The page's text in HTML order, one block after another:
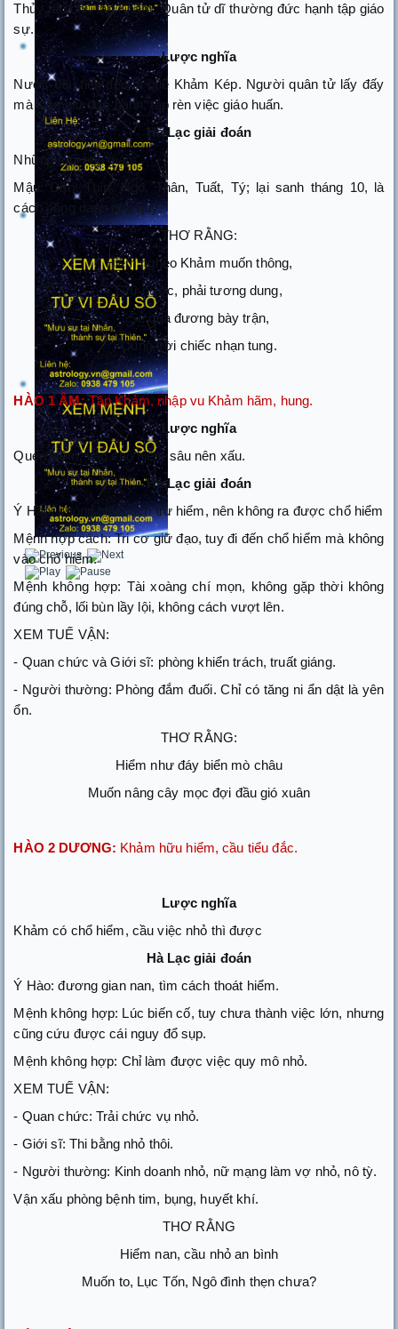
Thủy tấu chí, tập Khảm. Quân tử dĩ thường đức hạnh tập giáo
sự.
Lược nghĩa
Nước đều tiến đến là quẻ Khảm Kép. Người quân tử lấy đấy
mà luôn giữ đức hạnh, tập rèn việc giáo huấn.
Hà Lạc giải đoán
Những tuổi nạp giáp:
Mậu: Dần, Thìn, Ngọ, Thân, Tuất, Tý; lại sanh tháng 10, là
cách công danh phú quý.
THƠ RẰNG:
Hiểm nghèo Khảm muốn thông,
Giữ nước, phải tương dung,
Sẻ quạ đương bày trận,
Cùng trời chiếc nhạn tung.
HÀO 1 ÂM:Tập Khảm, nhập vu Khảm hãm, hung.
Lược nghĩa
Quen hiểm, vào chổ hiểm sâu nên xấu.
Hà Lạc giải đoán
Ý Hào: không biết cách trừ hiểm, nên không ra được chổ hiểm
Mệnh hợp cách: Tri cơ giữ đạo, tuy đi đến chổ hiểm mà không
vào chổ hiểm.
Mệnh không hợp: Tài xoàng chí mọn, không gặp thời không
đúng chỗ, lối bùn lầy lội, không cách vượt lên.
XEM TUẾ VẬN:
- Quan chức và Giới sĩ: phòng khiển trách, truất giáng.
- Người thường: Phòng đắm đuối. Chỉ có tăng ni ẩn dật là yên
ổn.
THƠ RẰNG:
Hiểm như đáy biển mò châu
Muốn nâng cây mọc đợi đầu gió xuân
HÀO 2 DƯƠNG: Khảm hữu hiểm, cầu tiểu đắc.
Lược nghĩa
Khảm có chổ hiểm, cầu việc nhỏ thì được
Hà Lạc giải đoán
Ý Hào: đương gian nan, tìm cách thoát hiểm.
Mệnh không hợp: Lúc biến cố, tuy chưa thành việc lớn, nhưng
cũng cứu được cái nguy đổ sụp.
Mệnh không hợp: Chỉ làm được việc quy mô nhỏ.
XEM TUẾ VẬN:
- Quan chức: Trải chức vụ nhỏ.
- Giới sĩ: Thi bằng nhỏ thôi.
- Người thường: Kinh doanh nhỏ, nữ mạng làm vợ nhỏ, nô tỳ.
Vận xấu phòng bệnh tim, bụng, huyết khí.
THƠ RẰNG
Hiểm nan, cầu nhỏ an bình
Muốn to, Lục Tốn, Ngô đình thẹn chưa?